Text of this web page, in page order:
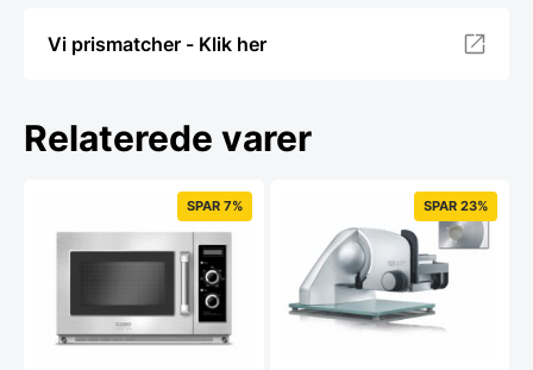
Vi prismatcher - Klik her
Relaterede varer
SPAR 7% SPAR 23%